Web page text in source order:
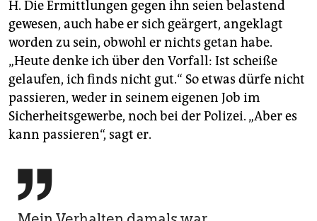
H. Die Ermittlungen gegen ihn seien belastend
gewesen, auch habe er sich geärgert, angeklagt
worden zu sein, obwohl er nichts getan habe.
„Heute denke ich über den Vorfall: Ist scheiße
gelaufen, ich finds nicht gut.“ So etwas dürfe nicht
passieren, weder in seinem eigenen Job im
Sicherheitsgewerbe, noch bei der Polizei. „Aber es
kann passieren“, sagt er.
